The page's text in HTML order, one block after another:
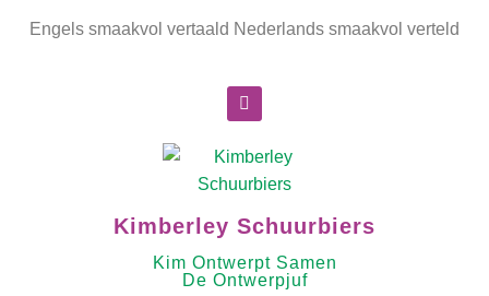
Engels smaakvol vertaald Nederlands smaakvol verteld
Kimberley Schuurbiers
Kim Ontwerpt Samen
De Ontwerpjuf